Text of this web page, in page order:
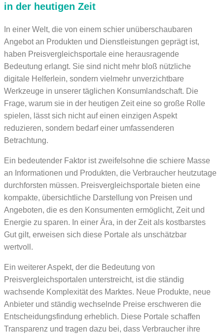
in der heutigen Zeit
In einer Welt, die von einem schier unüberschaubaren
Angebot an Produkten und Dienstleistungen geprägt ist,
haben Preisvergleichsportale eine herausragende
Bedeutung erlangt. Sie sind nicht mehr bloß nützliche
digitale Helferlein, sondern vielmehr unverzichtbare
Werkzeuge in unserer täglichen Konsumlandschaft. Die
Frage, warum sie in der heutigen Zeit eine so große Rolle
spielen, lässt sich nicht auf einen einzigen Aspekt
reduzieren, sondern bedarf einer umfassenderen
Betrachtung.
Ein bedeutender Faktor ist zweifelsohne die schiere Masse
an Informationen und Produkten, die Verbraucher heutzutage
durchforsten müssen. Preisvergleichsportale bieten eine
kompakte, übersichtliche Darstellung von Preisen und
Angeboten, die es den Konsumenten ermöglicht, Zeit und
Energie zu sparen. In einer Ära, in der Zeit als kostbarstes
Gut gilt, erweisen sich diese Portale als unschätzbar
wertvoll.
Ein weiterer Aspekt, der die Bedeutung von
Preisvergleichsportalen unterstreicht, ist die ständig
wachsende Komplexität des Marktes. Neue Produkte, neue
Anbieter und ständig wechselnde Preise erschweren die
Entscheidungsfindung erheblich. Diese Portale schaffen
Transparenz und tragen dazu bei, dass Verbraucher ihre